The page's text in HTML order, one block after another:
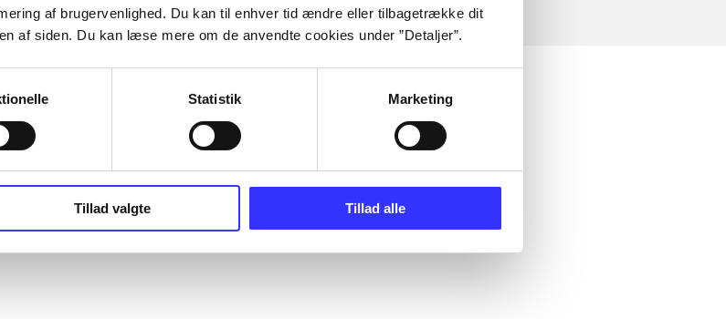
af brugervenlighed. Du kan til enhver tid ændre eller tilbagetrække dit
af siden. Du kan læse mere om de anvendte cookies under ”Detaljer”.
Statistik Marketing
Tillad valgte Tillad alle